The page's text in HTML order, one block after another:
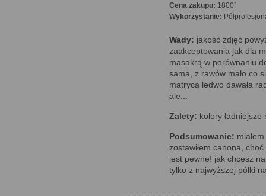
Cena zakupu: 1800f
Wykorzystanie:
Wady: jakość zdjęć
zaakceptowania jak dla
masakrą w porównaniu
sama, z rawów mało co
matryca ledwo dawała
ale...
Zalety: kolory ładniejsze
Podsumowanie:
zostawiłem canona,
jest pewne! jak chcesz
tylko z najwyższej półki